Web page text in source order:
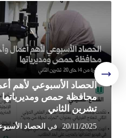
الحصاد الأسبوعي لأهم
تشرين الثاني
20/11/2025
More